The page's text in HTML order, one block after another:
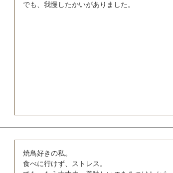
でも、我慢したかいがありました。
焼鳥好きの私。
食べに行けず、ストレス。